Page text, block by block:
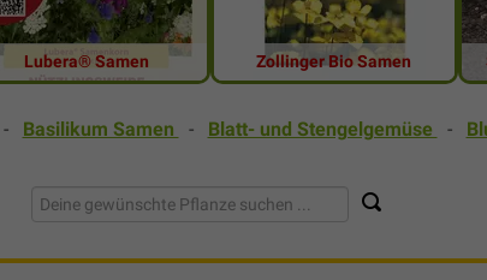
Lubera® Samen Zollinger Bio Samen
- Basilikum Samen - Blatt- und Stengelgemüse -